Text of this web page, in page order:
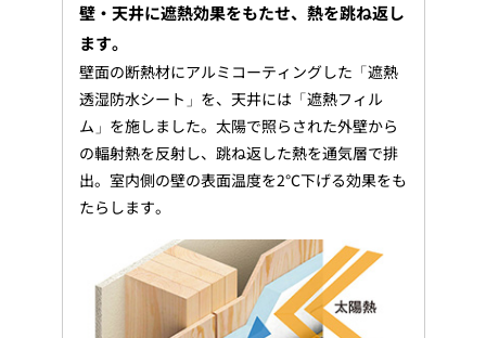
壁・天井に遮熱効果をもたせ、熱を跳ね返し
ます。
壁面の断熱材にアルミコーティングした「遮熱
透湿防水シート」を、天井には「遮熱フィル
ム」を施しました。太陽で照らされた外壁から
の輻射熱を反射し、跳ね返した熱を通気層で排
出。室内側の壁の表面温度を2℃下げる効果をも
たらします。